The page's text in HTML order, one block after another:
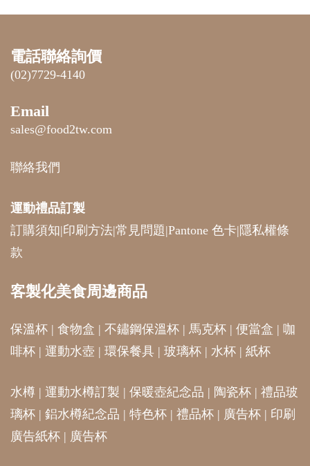
電話聯絡詢價
(02)7729-4140
Email
sales@food2tw.com
聯絡我們
運動禮品訂製
訂購須知|印刷方法|常見問題|Pantone 色卡| 隱私權條
款
客製化美食周邊商品
保溫杯 | 食物盒 | 不鏽鋼保溫杯 | 馬克杯 | 便當盒 | 咖
啡杯 | 運動水壺 | 環保餐具 | 玻璃杯 | 水杯 | 紙杯
水樽 | 運動水樽訂製 | 保暖壺紀念品 | 陶瓷杯 | 禮品玻
璃杯 | 鋁水樽紀念品 | 特色杯 | 禮品杯 | 廣告杯 | 印刷
廣告紙杯 | 廣告杯